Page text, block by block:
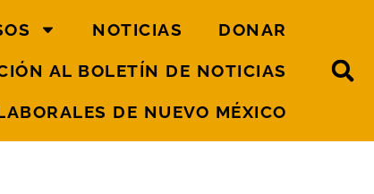
NOTICIAS DONAR
AL BOLETÍN DE NOTICIAS
DE NUEVO MÉXICO